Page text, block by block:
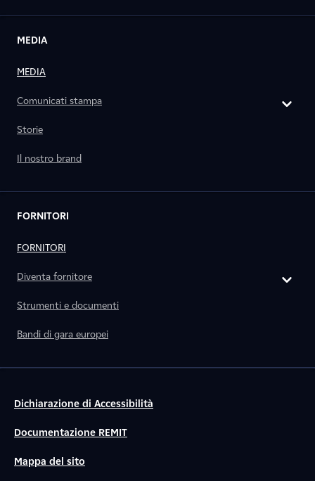
MEDIA
MEDIA
Comunicati stampa
Storie
Il nostro brand
FORNITORI
FORNITORI
Diventa fornitore
Strumenti e documenti
Bandi di gara europei
Dichiarazione di Accessibilità
Documentazione REMIT
Mappa del sito